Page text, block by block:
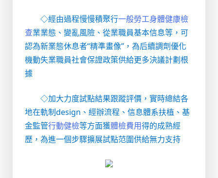
◇經由過程慢慢積聚行一般勞工身體健康檢
查業業態、變亂風險、從業職員基本信息等，可
認為新業態休息者“精準畫像”，為后續調劑優化
機動失業職員社會保證政策供給更多決議計劃根
據
◇加大力度試點結果跟蹤評價，實時總結各
地在軌制design、經辦流程、信息體系扶植、基
金監管行動健檢等方面獲體檢費用得的成熟經
歷，為進一個步驟擴展試點范圍供給無力支持